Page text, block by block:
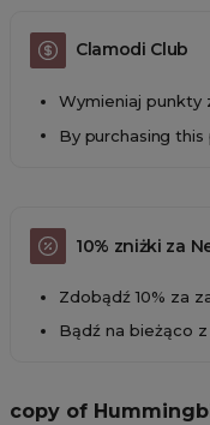
Clamodi Club
Wymieniaj punkty
By purchasing
10% zniżki za
Zdobądź 10% za
Bądź na bieżąco
copy of